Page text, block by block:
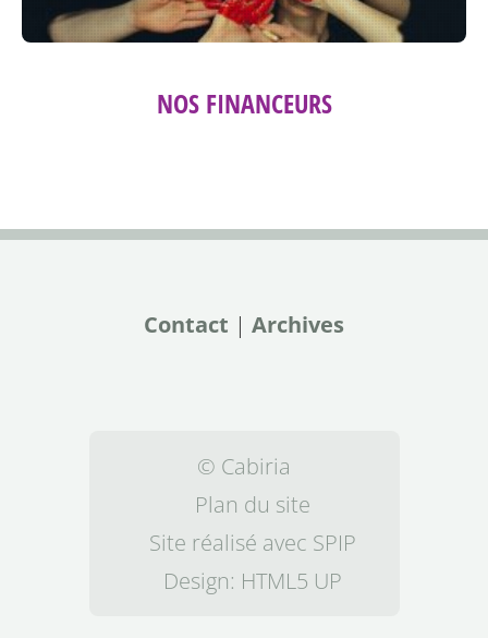
NOS FINANCEURS
Contact | Archives
© Cabiria
Plan du site
Site réalisé avec SPIP
Design: HTML5 UP